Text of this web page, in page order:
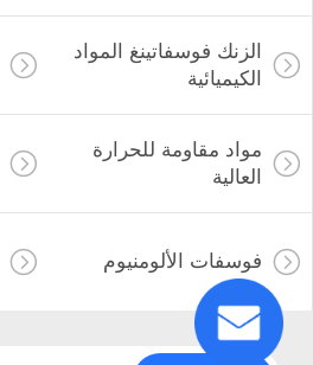
الزنك فوسفاتينغ المواد
الكيميائية
مواد مقاومة للحرارة
العالية
فوسفات الألومنيوم